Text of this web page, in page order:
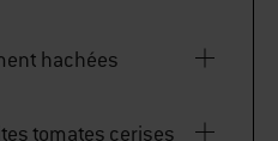
hachées